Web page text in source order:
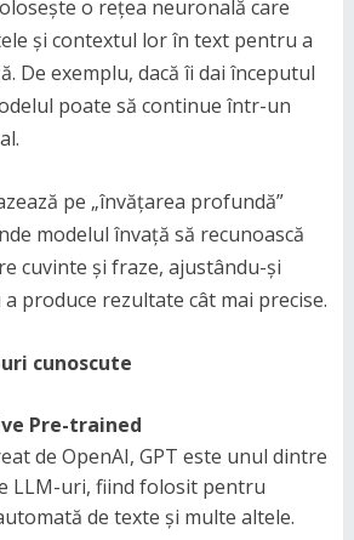
o rețea neuronală care
și contextul lor în text pentru a
De exemplu, dacă îi dai începutul
poate să continue într-un
pe „învățarea profundă”
modelul învață să recunoască
cuvinte și fraze, ajustându-și
produce rezultate cât mai precise.
cunoscute
Pre-trained
de OpenAI, GPT este unul dintre
LLM-uri, fiind folosit pentru
de texte și multe altele.